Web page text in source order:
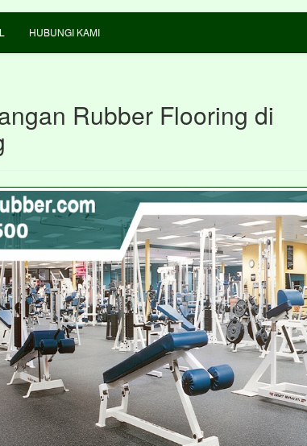
HUBUNGI KAMI
Rubber Flooring di